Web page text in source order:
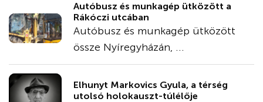
Autóbusz és munkagép ütközött a
Rákóczi utcában
Autóbusz és munkagép ütközött
össze Nyíregyházán, ...
Elhunyt Markovics Gyula, a térség
utolsó holokauszt-túlélője